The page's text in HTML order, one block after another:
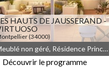
HAUTS DE JAUSSERAND -
(34000)
DE 183 450,00 €
Meublé non géré, Résidence Principale, Droit commun
Découvrir le programme